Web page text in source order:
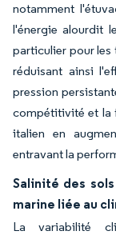
notamment
l'énergie alourdit
particulier pour les
réduisant ainsi
pression
compétitivité et la
italien en
entravant la
Salinité des
marine liée au
La variabilité